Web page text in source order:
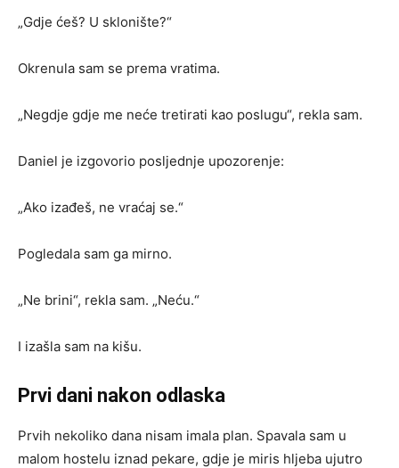
„Gdje ćeš? U sklonište?“
Okrenula sam se prema vratima.
„Negdje gdje me neće tretirati kao poslugu“, rekla sam.
Daniel je izgovorio posljednje upozorenje:
„Ako izađeš, ne vraćaj se.“
Pogledala sam ga mirno.
„Ne brini“, rekla sam. „Neću.“
I izašla sam na kišu.
Prvi dani nakon odlaska
Prvih nekoliko dana nisam imala plan. Spavala sam u
malom hostelu iznad pekare, gdje je miris hljeba ujutro